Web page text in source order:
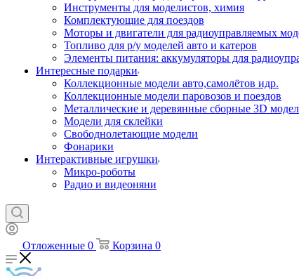
Инструменты для моделистов, химия
Комплектующие для поездов
Моторы и двигатели для радиоуправляемых
Топливо для р/у моделей авто и катеров
Элементы питания: аккумуляторы для
Интересные подарки
Коллекционные модели авто,самолётов идр.
Коллекционные модели паровозов и поездов
Металлические и деревянные сборные 3D
Модели для склейки
Свободнолетающие модели
Фонарики
Интерактивные игрушки
Микро-роботы
Радио и видеоняни
Отложенные 0 Корзина 0